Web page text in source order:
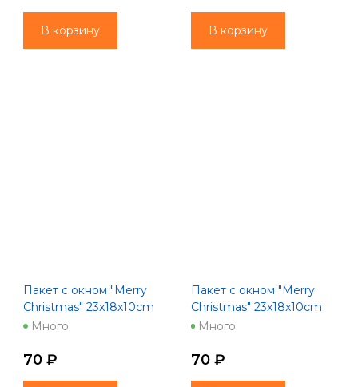
В корзину В корзину
Пакет с окном "Merry
Christmas" 23x18x10cm
зеленый
Много
70 ₽
Пакет с окном "Merry
Christmas" 23x18x10cm
красный
Много
70 ₽